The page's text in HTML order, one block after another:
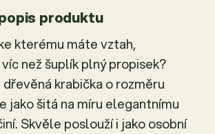
produktu
kterému máte vztah,
než šuplík plný propisek?
krabička o rozměru
jako šitá na míru elegantnímu
Skvěle poslouží i jako osobní